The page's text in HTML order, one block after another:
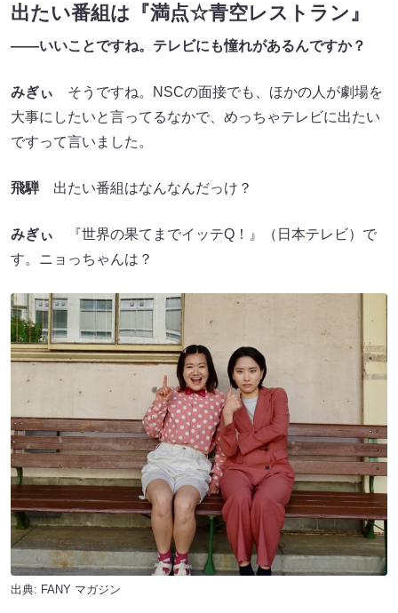
出たい番組は『満点☆青空レストラン』
――いいことですね。テレビにも憧れがあるんですか？
みぎぃ そうですね。NSCの面接でも、ほかの人が劇場を
大事にしたいと言ってるなかで、めっちゃテレビに出たい
ですって言いました。
飛騨 出たい番組はなんなんだっけ？
みぎぃ 『世界の果てまでイッテQ！』（日本テレビ）で
す。ニョっちゃんは？
出典: FANY マガジン